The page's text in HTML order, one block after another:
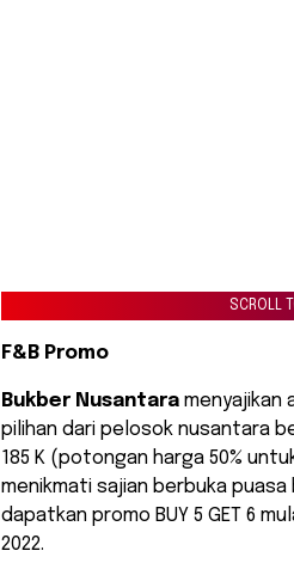
SCROLL
F&B Promo
Bukber Nusantara menyajikan
pilihan dari pelosok nusantara
185 K (potongan harga 50%
menikmati sajian berbuka
dapatkan promo BUY 5 GET 6
2022.